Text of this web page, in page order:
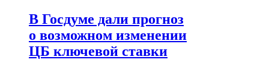
В Госдуме дали прогноз
о возможном изменении
ЦБ ключевой ставки